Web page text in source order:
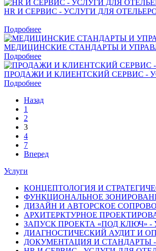
HR И СЕРВИС - УСЛУГИ ДЛЯ
Подробнее
МЕДИЦИНСКИЕ СТАНДАРТЫ И
Подробнее
ПРОДАЖИ И КЛИЕНТСКИЙ СЕРВИС -
Подробнее
Назад
1
2
3
4
7
Вперед
Услуги
КОНЦЕПТОЛОГИЯ И
ФУНКЦИОНАЛЬНОЕ
ДИЗАЙН И АВТОРСКОЕ
АРХИТЕРКТУРНОЕ
ЗАПУСК ПРОЕКТА «ПОД КЛЮЧ»
ДИАГНОСТИЧЕСКИЙ АУДИТ И
ДОКУМЕНТАЦИЯ И СТАНДАРТЫ